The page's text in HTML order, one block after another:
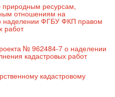
природным ресурсам,
отношениям на
наделении ФГБУ ФКП правом
работ
№ 962484-7 о наделении
кадастровых работ
кадастровому